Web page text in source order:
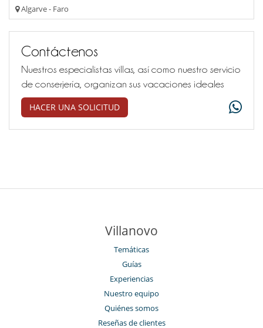
Algarve - Faro
Contáctenos
Nuestros especialistas villas, así como nuestro servicio
de conserjería, organizan sus vacaciones ideales
HACER UNA SOLICITUD
Villanovo
Temáticas
Guías
Experiencias
Nuestro equipo
Quiénes somos
Reseñas de clientes